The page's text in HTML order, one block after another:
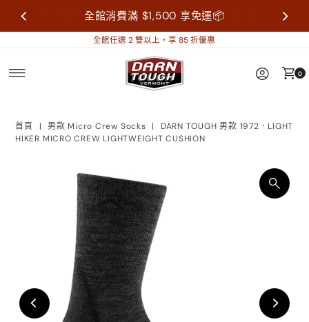
尺寸疑問歡迎來信詢問再做購買，襪子屬於個人
衛生用品，售出不做退換貨。
全館消費滿 $1,500 享免運📦
全館任選 2 雙以上，享 85 折優惠
0
首頁 | 男款 Micro Crew Socks |
DARN TOUGH 男款 1972．LIGHT
HIKER MICRO CREW LIGHTWEIGHT CUSHION